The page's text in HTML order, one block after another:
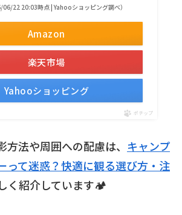
06/22 20:03時点 | Yahooショッピング調べ）
Amazon
楽天市場
Yahooショッピング
ポチップ
方法や周囲への配慮は、 キャンプ
って迷惑？快適に観る選び方・注
く紹介しています🏕